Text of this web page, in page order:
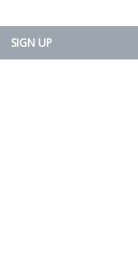
SIGN UP